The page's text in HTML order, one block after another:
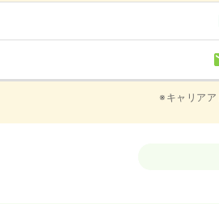
※キャリアア